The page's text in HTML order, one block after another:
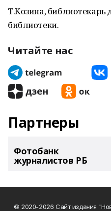
Т.Козина, библиотекарь
библиотеки.
Читайте нас
Партнеры
Фотобанк
журналистов РБ
© 2020-2026 Сайт издания